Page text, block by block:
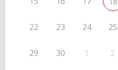
22 23 24 25
29 30 1 2